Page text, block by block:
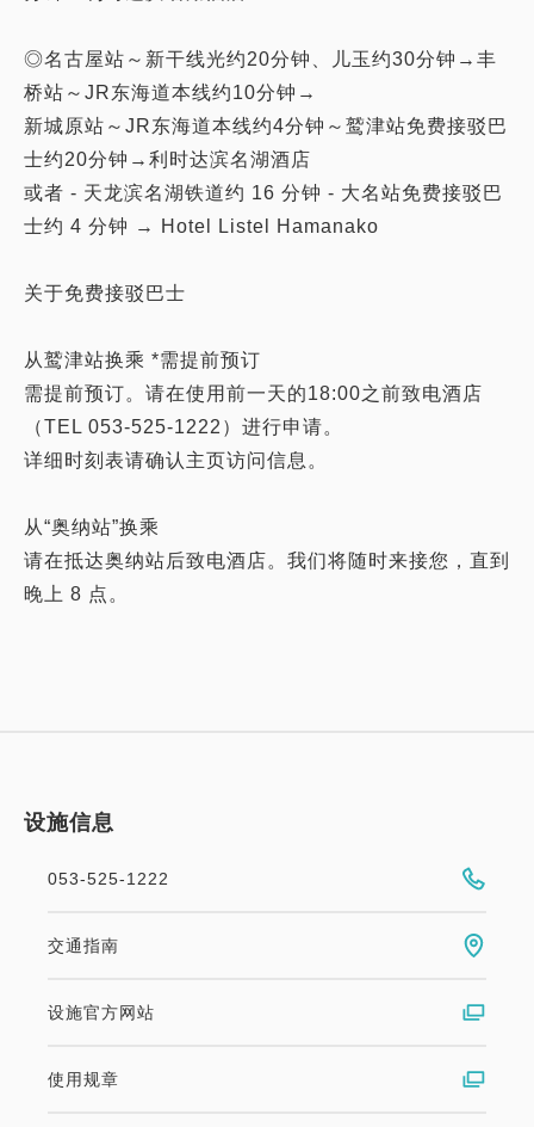
◎名古屋站～新干线光约20分钟、儿玉约30分钟→丰
桥站～JR东海道本线约10分钟→
新城原站～JR东海道本线约4分钟～鹫津站免费接驳巴
士约20分钟→利时达滨名湖酒店
或者 - 天龙滨名湖铁道约 16 分钟 - 大名站免费接驳巴
士约 4 分钟 → Hotel Listel Hamanako
关于免费接驳巴士
从鹫津站换乘 *需提前预订
需提前预订。请在使用前一天的18:00之前致电酒店
（TEL 053-525-1222）进行申请。
详细时刻表请确认主页访问信息。
从“奥纳站”换乘
请在抵达奥纳站后致电酒店。我们将随时来接您，直到
晚上 8 点。
设施信息
053-525-1222
交通指南
设施官方网站
使用规章